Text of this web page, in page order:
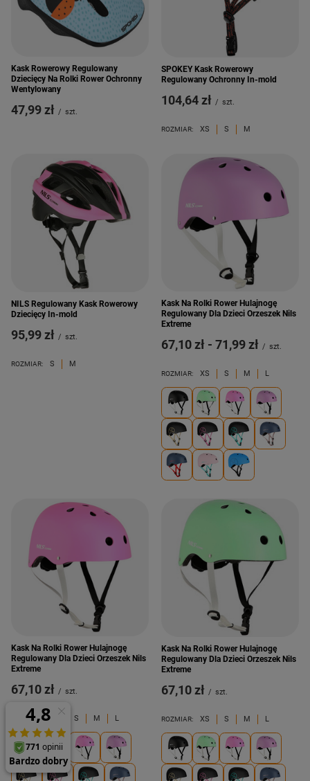
Kask Rowerowy Regulowany
Dziecięcy Na Rolki Rower Ochronny
Wentylowany
47,99 zł / szt.
SPOKEY Kask Rowerowy
Regulowany Ochronny In-mold
104,64 zł / szt.
ROZMIAR: XS S M
NILS Regulowany Kask Rowerowy
Dziecięcy In-mold
95,99 zł / szt.
ROZMIAR: S M
Kask Na Rolki Rower Hulajnogę
Regulowany Dla Dzieci Orzeszek Nils
Extreme
od
67,10 zł - do
71,99 zł / szt.
ROZMIAR: XS S M L
Kask Na Rolki Rower Hulajnogę
Regulowany Dla Dzieci Orzeszek Nils
Extreme
67,10 zł / szt.
ROZMIAR: XS S M L
Kask Na Rolki Rower Hulajnogę
Regulowany Dla Dzieci Orzeszek Nils
Extreme
67,10 zł / szt.
ROZMIAR: XS S M L